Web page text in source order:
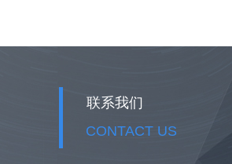
联系我们
CONTACT US